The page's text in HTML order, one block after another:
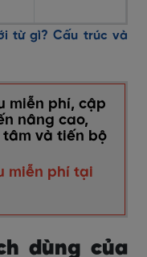
từ gì? Cấu trúc và
miễn phí, cập
nâng cao,
và tiến bộ
miễn phí tại
dùng của